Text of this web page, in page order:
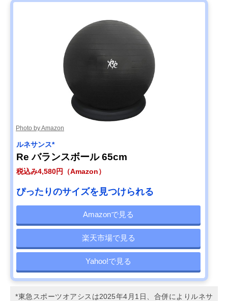
Photo by Amazon
ルネサンス*
Re バランスボール 65cm
税込み4,580円（Amazon）
ぴったりのサイズを見つけられる
Amazonで見る
楽天市場で見る
Yahoo!で見る
*東急スポーツオアシスは2025年4月1日、合併によりルネサ